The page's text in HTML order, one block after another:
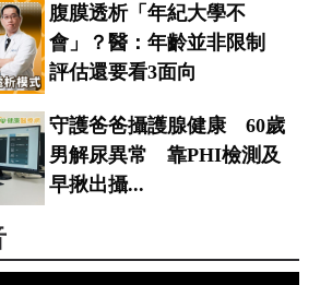
腹膜透析「年紀大學不
會」？醫：年齡並非限制
評估還要看3面向
守護爸爸攝護腺健康 60歲
男解尿異常 靠PHI檢測及
早揪出攝...